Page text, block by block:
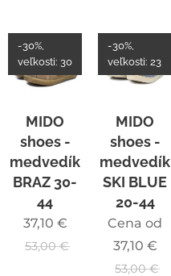
MIDO
shoes -
medvedík
BRAZ 30-
44
-30%,
veľkosti: 30
37,10 €
53,00€
MIDO
shoes -
medvedík
SKI BLUE
20-44
-30%,
veľkosti: 23
Cena od
37,10 €
53,00€